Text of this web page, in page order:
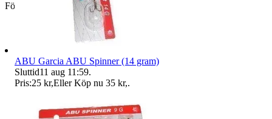
Företag
ABU Garcia ABU Spinner (14 gram)
Sluttid11 aug 11:59.
Pris:25 kr,Eller Köp nu 35 kr,.